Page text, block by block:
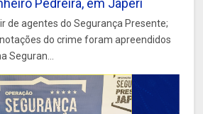
de agentes do Segurança Presente;
do crime foram apreendidos
Seguran...